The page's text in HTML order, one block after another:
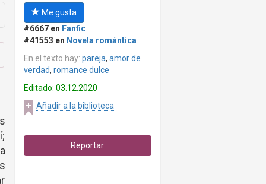
Me gusta
#6667 en Fanfic
#41553 en Novela romántica
En el texto hay: pareja, amor de
verdad, romance dulce
Editado: 03.12.2020
Añadir a la biblioteca
Reportar